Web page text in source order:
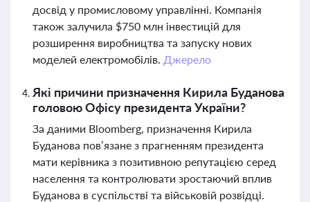
досвід у промисловому управлінні. Компанія
також залучила $750 млн інвестицій для
розширення виробництва та запуску нових
моделей електромобілів. Джерело
Які причини призначення Кирила Буданова
головою Офісу президента України?
За даними Bloomberg, призначення Кирила
Буданова пов’язане з прагненням президента
мати керівника з позитивною репутацією серед
населення та контролювати зростаючий вплив
Буданова в суспільстві та військовій розвідці.